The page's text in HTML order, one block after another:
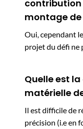
contribution
montage
Oui, cependant
projet du défi ne
Quelle est
matérielle de
Il est difficile de
précision (i.e en